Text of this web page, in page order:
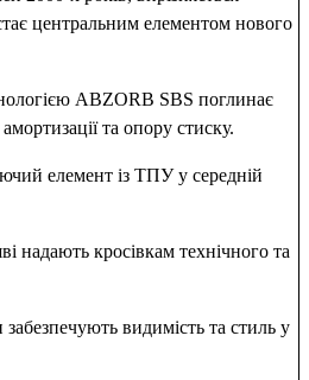
центральним елементом нового
ABZORB SBS поглинає
та опору стиску.
елемент із ТПУ у середній
надають кросівкам технічного та
забезпечують видимість та стиль у